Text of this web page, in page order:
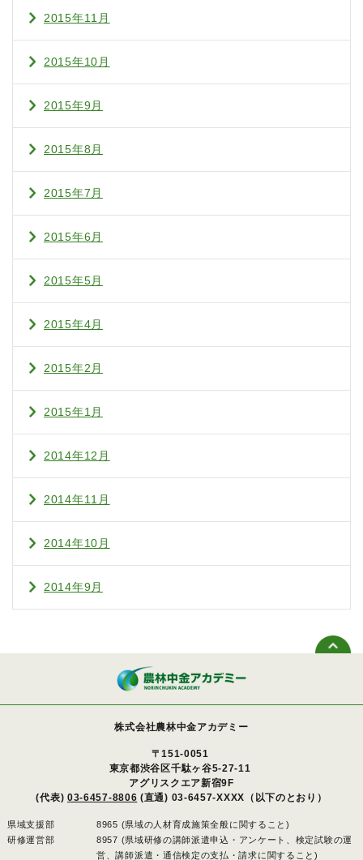
2015年11月
2015年10月
2015年9月
2015年8月
2015年7月
2015年6月
2015年5月
2015年4月
2015年2月
2015年1月
2014年12月
2014年11月
2014年10月
2014年9月
株式会社農林中金アカデミー
〒151-0051
東京都渋谷区千駄ヶ谷5-27-11
アグリスクエア新宿9F
(代表) 03-6457-8806 (直通) 03-6457-XXXX（以下のとおり）
県域支援部
8965 (県域の人材育成施策全般に関すること)
研修運営部
8957 (県域研修の講師派遣申込・アンケート、検定試験の運
営、講師派遣・通信検定の支払・請求に関すること)